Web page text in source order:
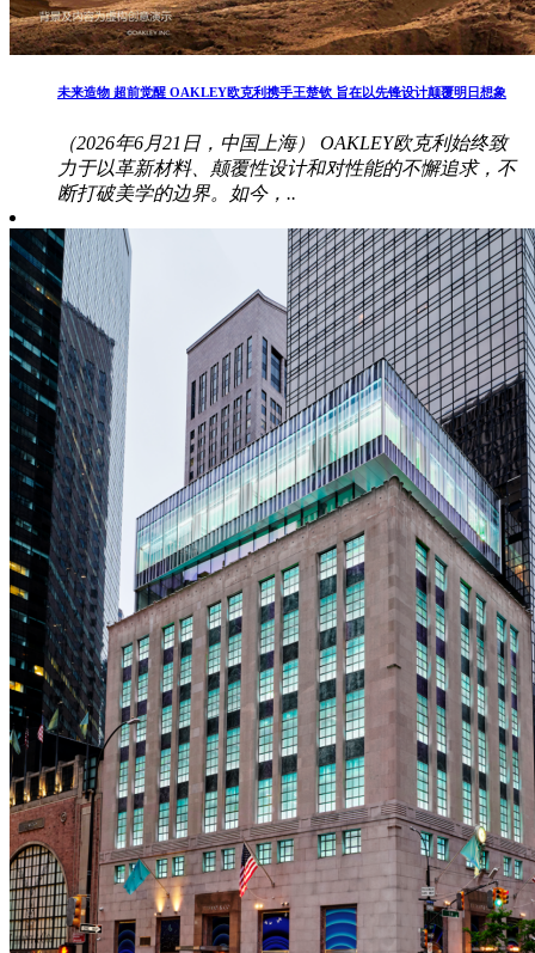
未来造物 超前觉醒 OAKLEY欧克利携手王楚钦 旨在以先锋设计颠覆明日想象
（2026年6月21日，中国上海） OAKLEY欧克利始终致
力于以革新材料、颠覆性设计和对性能的不懈追求，不
断打破美学的边界。如今，..